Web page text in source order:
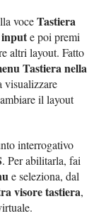
voceTastiera
e poi premi
altri layout. Fatto
Tastiera nella
visualizzare
il layout
interrogativo
. Per abilitarla, fai
e seleziona, dal
visore tastiera,